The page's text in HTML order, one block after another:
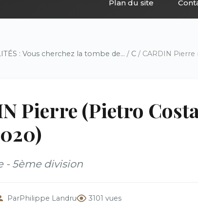
Plan du site
: Vous cherchez la tombe de... / C / CARDIN Pierre
Pierre (Pietro
- 5ème division
ParPhilippe Landru 3101 vues